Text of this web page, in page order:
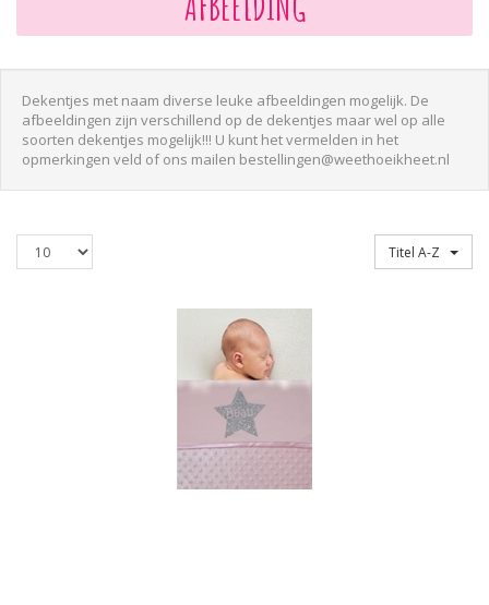
Dekentjes met naam diverse leuke afbeeldingen mogelijk. De
afbeeldingen zijn verschillend op de dekentjes maar wel op alle
soorten dekentjes mogelijk!!! U kunt het vermelden in het
opmerkingen veld of ons mailen bestellingen@weethoeikheet.nl
Sorteren op